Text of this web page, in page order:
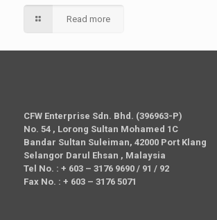
Read more
CFW Enterprise Sdn. Bhd. (396963-P)
No. 54 , Lorong Sultan Mohamed 1C
Bandar Sultan Suleiman, 42000 Port Klang
Selangor Darul Ehsan , Malaysia
Tel No. : + 603 – 3176 9690 / 91 / 92
Fax No. : + 603 – 3176 5071